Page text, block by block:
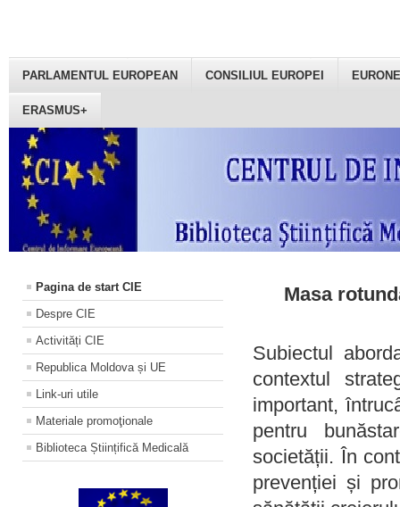
PARLAMENTUL EUROPEAN CONSILIUL EUROPEI
ERASMUS+
Pagina de start CIE
Despre CIE
Activități CIE
Republica Moldova și UE
Link-uri utile
Materiale promoţionale
Biblioteca Științifică Medicală
Masa
Subiectul
contextul
important,
pentru
societății. În
prevenției și